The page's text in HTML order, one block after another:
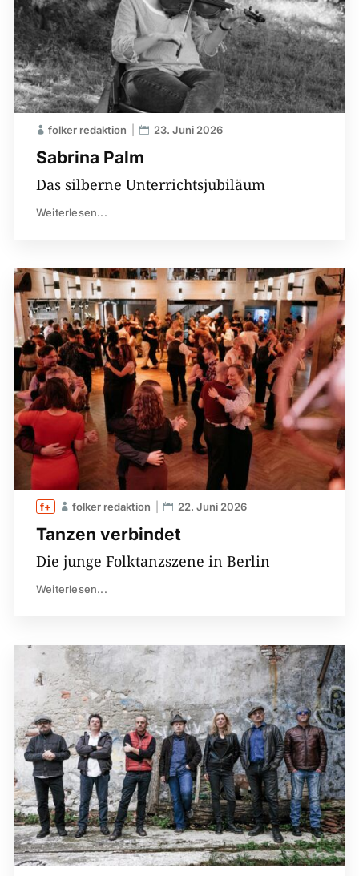
Sabrina Palm
folker redaktion 23. Juni 2026
Das silberne Unterrichtsjubiläum
Weiterlesen...
Tanzen verbindet
folker redaktion 22. Juni 2026
Die junge Folktanzszene in Berlin
Weiterlesen...